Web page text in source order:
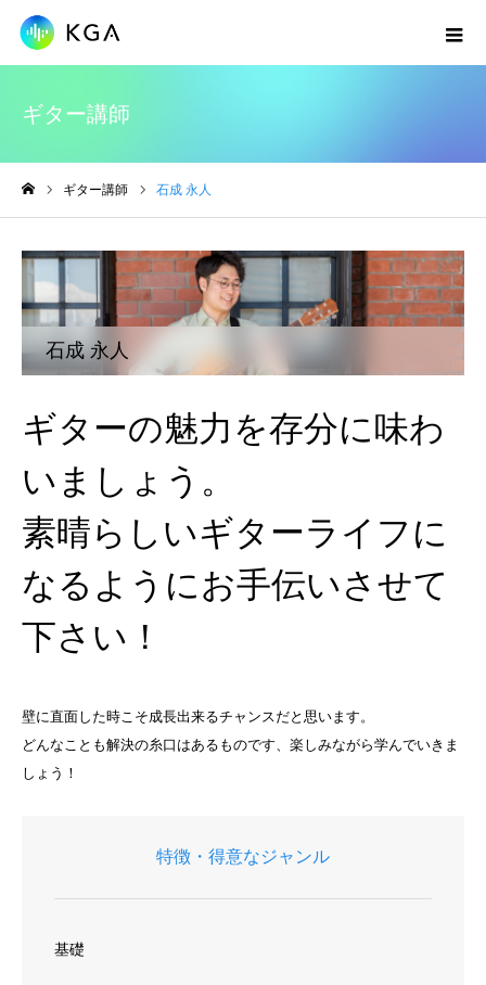
ギター講師
ギター講師 石成 永人
石成 永人
ギターの魅力を存分に味わ
いましょう。
素晴らしいギターライフに
なるようにお手伝いさせて
下さい！
壁に直面した時こそ成長出来るチャンスだと思います。
どんなことも解決の糸口はあるものです、楽しみながら学んでいきま
しょう！
特徴・得意なジャンル
基礎